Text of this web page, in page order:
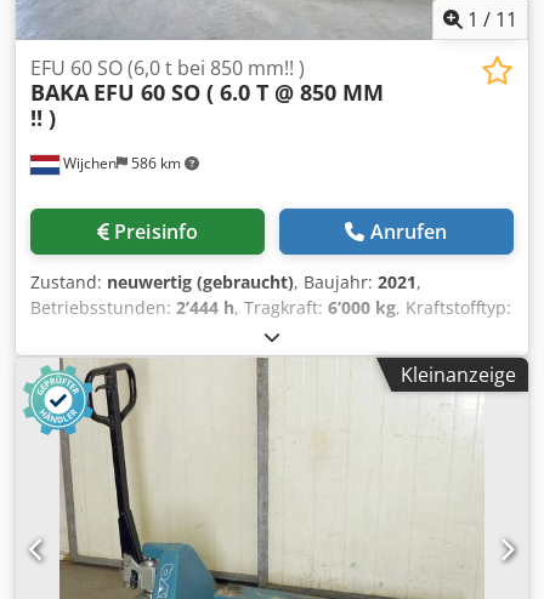
1 / 11
Wijchen 586 km
EFU 60 SO (6,0 t bei 850 mm!! )
BAKA EFU 60 SO ( 6.0 T @ 850 MM
!! )
Preisinfo Anrufen
Zustand: neuwertig (gebraucht), Baujahr: 2021,
Betriebsstunden: 2’444 h, Tragkraft: 6’000 kg, Kraftstofftyp:
, Hersteller + Modell: BAka / GENKINGER EFU 60 -
So ID: 26093.5385 Kategorie: Gebraucht Gabeln: 1700 x 580
x 95 mm Dodpfxszrnz Ro Agtekr Kapazität: 6000 kg
Baujahr: 2021 Betriebsstunden: 2444 Stunden
Batteriekapazität: 24 V / 460 Ah Optionen: BAka /
GENKINGER, Sitz-Palettenhubwagen, Servolenkung
Kleinanzeige